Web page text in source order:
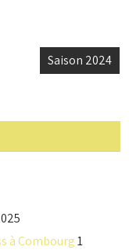
Saison 2024
à Combourg 1